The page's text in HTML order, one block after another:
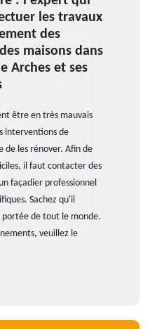
les travaux
des
maisons dans
Arches et ses
être en très mauvais
interventions de
les rénover. Afin de
il faut contacter des
façadier professionnel
Sachez qu'il
portée de tout le monde.
veuillez le